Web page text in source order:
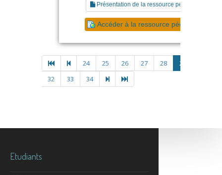
Présentation de la ressource pédagogique
Accéder à la ressource pédagogique
24 25 26 27 28 29
32
33 34
Etudiants